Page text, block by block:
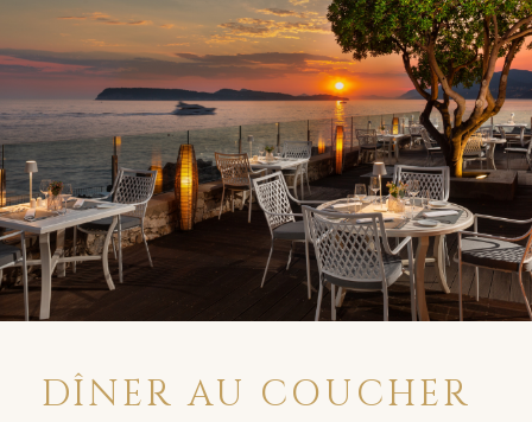
DÎNER AU COUCHER